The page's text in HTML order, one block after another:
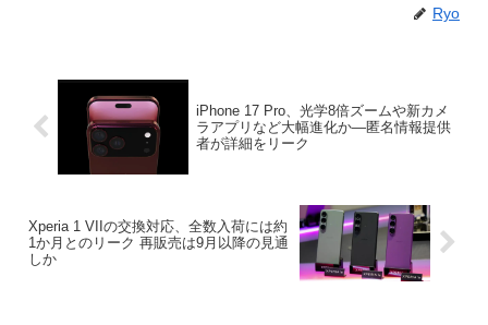
Ryo
iPhone 17 Pro、光学8倍ズームや新カメ
ラアプリなど大幅進化か―匿名情報提供
者が詳細をリーク
Xperia 1 VIIの交換対応、全数入荷には約
1か月とのリーク 再販売は9月以降の見通
しか